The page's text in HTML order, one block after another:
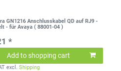
GN1216 Anschlusskabel QD auf RJ9 -
- für Avaya ( 88001-04 )
*
Add to shopping cart
excl.Shipping